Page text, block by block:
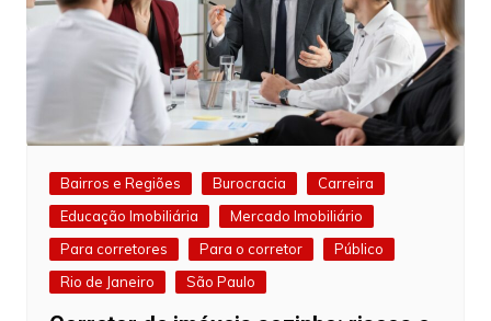
Bairros e Regiões Burocracia
Carreira
Educação Imobiliária
Mercado Imobiliário
Para corretores
Para o corretor
Público
Rio de Janeiro
São Paulo